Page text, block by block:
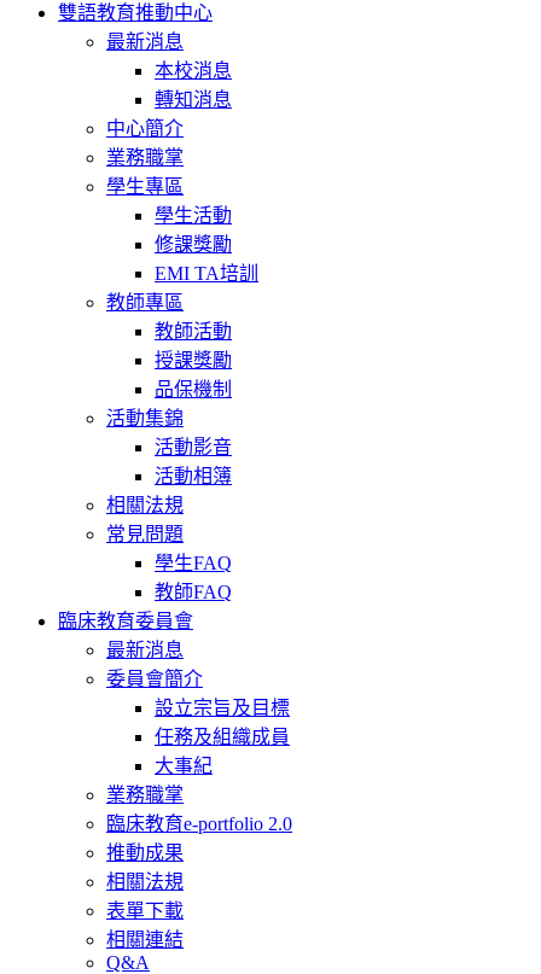
雙語教育推動中心
最新消息
本校消息
轉知消息
中心簡介
業務職掌
學生專區
學生活動
修課獎勵
EMI TA培訓
教師專區
教師活動
授課獎勵
品保機制
活動集錦
活動影音
活動相簿
相關法規
常見問題
學生FAQ
教師FAQ
臨床教育委員會
最新消息
委員會簡介
設立宗旨及目標
任務及組織成員
大事紀
業務職掌
臨床教育e-portfolio 2.0
推動成果
相關法規
表單下載
相關連結
Q&A